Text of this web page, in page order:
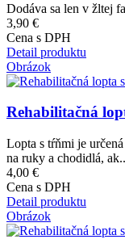
Dodáva sa len v žltej
3,90 €
Cena s DPH
Detail produktu
Obrázok
Rehabilitačná
Lopta s tŕňmi je
na ruky a chodidlá,
4,00 €
Cena s DPH
Detail produktu
Obrázok